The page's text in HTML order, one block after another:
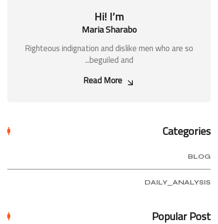
Hi! I’m
Maria Sharabo
Righteous indignation and dislike men who are so
beguiled and...
Read More
Categories
BLOG
DAILY_ANALYSIS
Popular Post